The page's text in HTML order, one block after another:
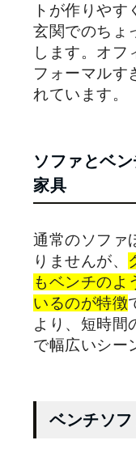
トが作りや
玄関でのちょ
します。オフ
フォーマルす
れています。
ソファとベ
家具
通常のソファ
りませんが、
もベンチのよ
いるのが特徴
より、短時間
で幅広いシー
ベンチソ